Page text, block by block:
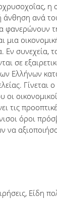
η
άνθηση ανά
φανερώνουν
μια
συνεχεία,
σε
Ελλήνων
τις
όροι
να
Είδη